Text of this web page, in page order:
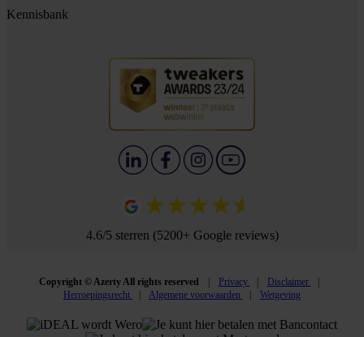
Kennisbank
4.6/5 sterren (5200+ Google reviews)
Copyright © Azerty All rights reserved Privacy
Disclaimer
Herroepingsrecht
Algemene voorwaarden Wetgeving